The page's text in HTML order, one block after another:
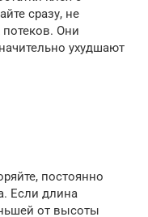
сразу, не
Они
ухудшают
постоянно
Если длина
от высоты